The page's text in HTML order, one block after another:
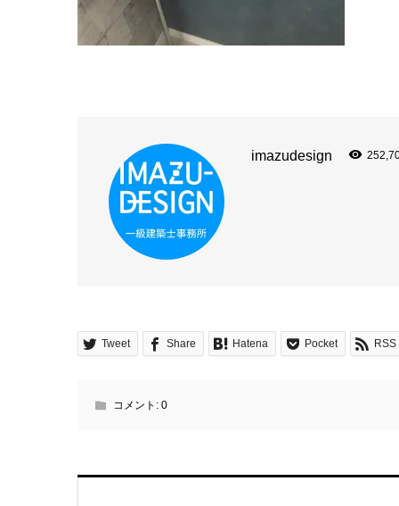
imazudesign
Tweet Share Hatena Pocket RSS
コメント: 0